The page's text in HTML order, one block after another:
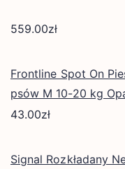
559.00zł
Frontline Spot On
psów M 10-20 kg
43.00zł
Signal Rozkładany